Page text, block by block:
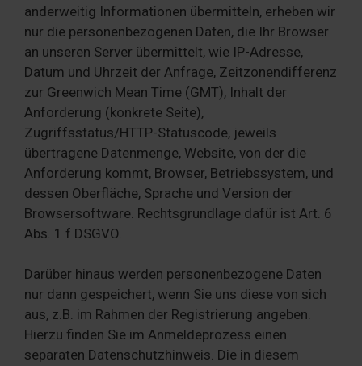
anderweitig Informationen übermitteln, erheben wir
nur die personenbezogenen Daten, die Ihr Browser
an unseren Server übermittelt, wie IP-Adresse,
Datum und Uhrzeit der Anfrage, Zeitzonendifferenz
zur Greenwich Mean Time (GMT), Inhalt der
Anforderung (konkrete Seite),
Zugriffsstatus/HTTP-Statuscode, jeweils
übertragene Datenmenge, Website, von der die
Anforderung kommt, Browser, Betriebssystem, und
dessen Oberfläche, Sprache und Version der
Browsersoftware. Rechtsgrundlage dafür ist Art. 6
Abs. 1 f DSGVO.
Darüber hinaus werden personenbezogene Daten
nur dann gespeichert, wenn Sie uns diese von sich
aus, z.B. im Rahmen der Registrierung angeben.
Hierzu finden Sie im Anmeldeprozess einen
separaten Datenschutzhinweis. Die in diesem